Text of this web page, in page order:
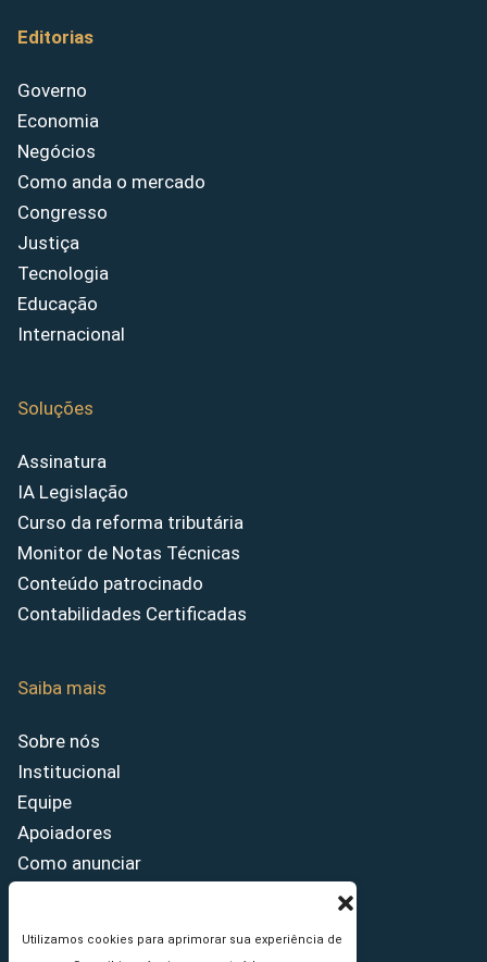
Utilizamos cookies para aprimorar sua experiência de
Editorias
Governo
Economia
Negócios
Como anda o mercado
Congresso
Justiça
Tecnologia
Educação
Internacional
Soluções
Assinatura
IA Legislação
Curso da reforma tributária
Monitor de Notas Técnicas
Conteúdo patrocinado
Contabilidades Certificadas
Saiba mais
Sobre nós
Institucional
Equipe
Apoiadores
Como anunciar